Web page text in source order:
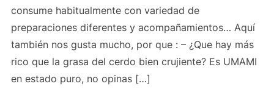
consume habitualmente con variedad de
preparaciones diferentes y acompañamientos… Aquí
también nos gusta mucho, por que : – ¿Que hay más
rico que la grasa del cerdo bien crujiente? Es UMAMI
en estado puro, no opinas […]